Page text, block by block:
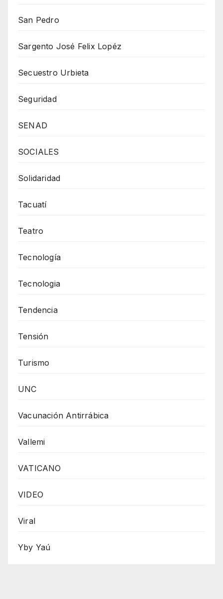
San Pedro
Sargento José Felix Lopéz
Secuestro Urbieta
Seguridad
SENAD
SOCIALES
Solidaridad
Tacuatí
Teatro
Tecnología
Tecnologia
Tendencia
Tensión
Turismo
UNC
Vacunación Antirrábica
Vallemi
VATICANO
VIDEO
Viral
Yby Yaú